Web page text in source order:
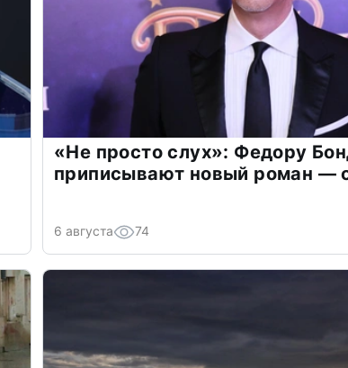
«Не просто слух»: Федору
приписывают новый роман —
6 августа 74